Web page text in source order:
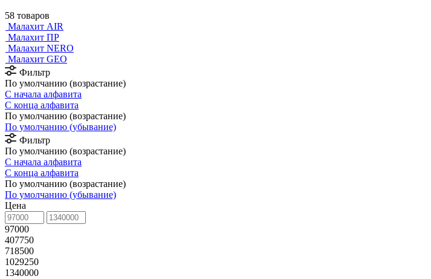
58 товаров
Малахит AIR
Малахит ПР
Малахит NERO
Малахит GEO
Фильтр
По умолчанию (возрастание)
С начала алфавита
С конца алфавита
По умолчанию (возрастание)
По умолчанию (убывание)
Фильтр
По умолчанию (возрастание)
С начала алфавита
С конца алфавита
По умолчанию (возрастание)
По умолчанию (убывание)
Цена
97000
407750
718500
1029250
1340000